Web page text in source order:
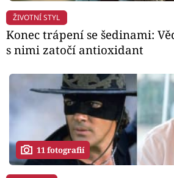
ŽIVOTNÍ STYL
Konec trápení se šedinami:
s nimi zatočí antioxidant
11 fotografií